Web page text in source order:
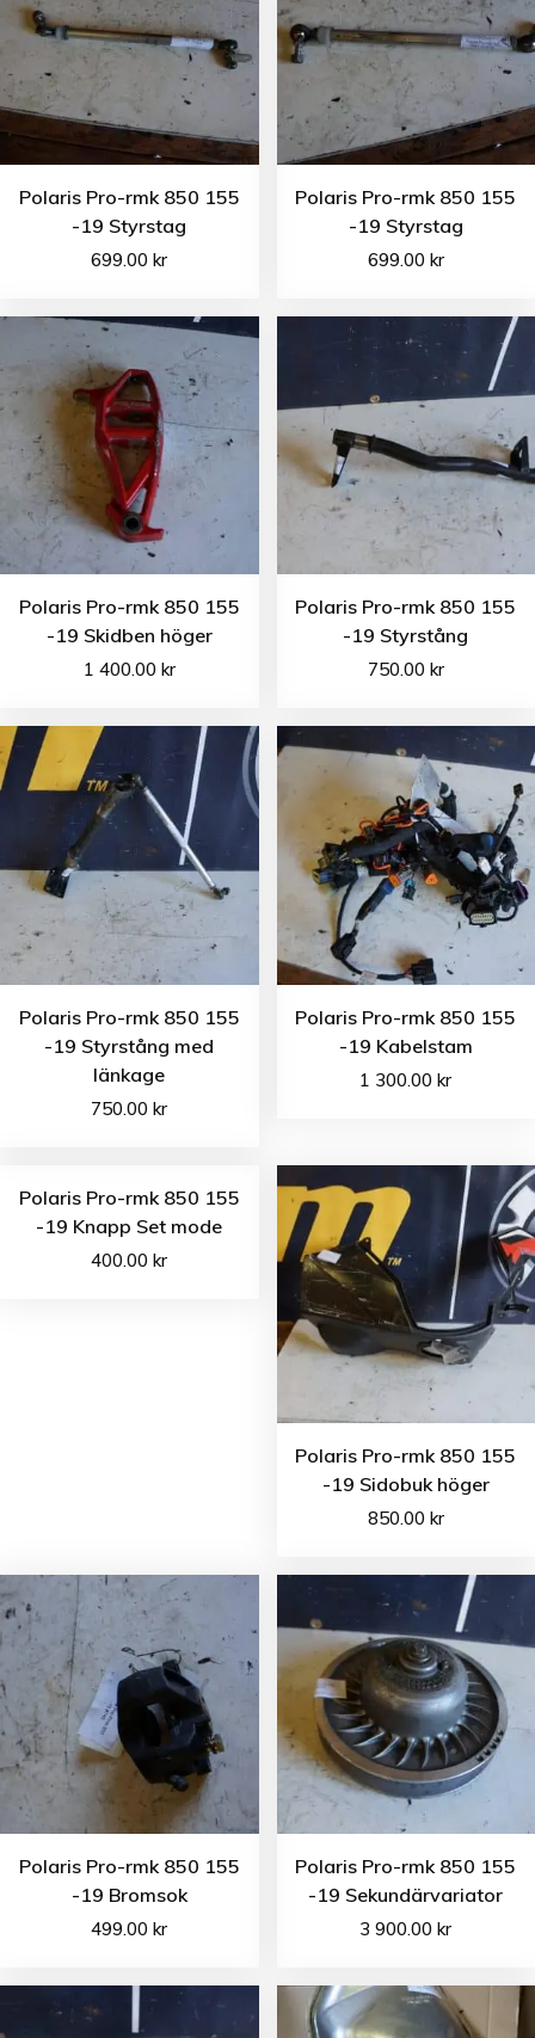
Polaris Pro-rmk 850 155
-19 Styrstag
699.00kr
Polaris Pro-rmk 850 155
-19 Styrstag
699.00 kr
Polaris Pro-rmk 850 155
-19 Skidben höger
1 400.00 kr
Polaris Pro-rmk 850 155
-19 Styrstång
750.00 kr
Polaris Pro-rmk 850 155
-19 Styrstång med
länkage
750.00kr
Polaris Pro-rmk 850 155
-19 Kabelstam
1 300.00kr
Polaris Pro-rmk 850 155
-19 Knapp Set mode
400.00kr
Polaris Pro-rmk 850 155
-19 Sidobuk höger
850.00 kr
Polaris Pro-rmk 850 155
-19 Bromsok
499.00kr
Polaris Pro-rmk 850 155
-19 Sekundärvariator
3 900.00kr